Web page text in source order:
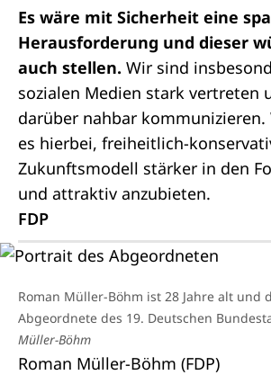
Es wäre mit Sicherheit eine
Herausforderung und dieser
auch stellen. Wir sind
sozialen Medien stark vertreten
darüber nahbar
es hierbei, freiheitlich-
Zukunftsmodell stärker in den
und attraktiv anzubieten.
FDP
Roman Müller-Böhm ist 28 Jahre alt und
Abgeordnete des 19. Deutschen
Müller-Böhm
Roman Müller-Böhm (FDP)